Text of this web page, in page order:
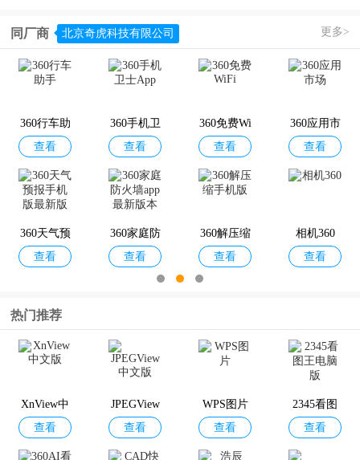
同厂商 北京奇虎科技有限公司 更多>
360行车助
手
查看
360手机卫
士App
查看
360免费Wi
Fi
查看
360应用市
场
查看
360天气预
报手机版
查看
360家庭防
火墙app最
查看
360解压缩
手机版
查看
相机360
查看
360儿童卫
士app
查看
360超级R
OOT
查看
360壁纸手
机版
查看
360AI音箱
查看
360安全换
360游戏大
360隐私保
360搜索手
热门推荐
XnView中
文版
查看
JPEGView
中文版
查看
WPS图片
查看
2345看图
王电脑版
查看